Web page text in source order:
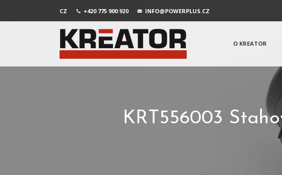
CZ +420 775 900 920 INFO@POWERPLUS.CZ
O KREATOR
KRT556003